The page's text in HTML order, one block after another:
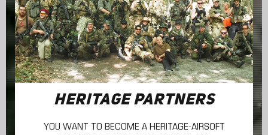
HERITAGE PARTNERS
YOU WANT TO BECOME A HERITAGE-AIRSOFT